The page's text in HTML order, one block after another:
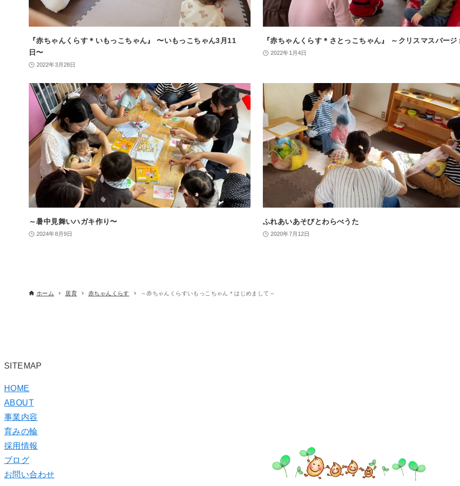
『赤ちゃんくらす＊いもっこちゃん』 〜いもっこちゃん3月11
日〜
2022年3月28日
『赤ちゃんくらす＊さとっこちゃん』 ～クリスマスバージ
2022年1月4日
～暑中見舞いハガキ作り〜
2024年8月9日
ふれあいあそびとわらべうた
2020年7月12日
ホーム 居育 赤ちゃんくらす ～赤ちゃんくらすいもっこちゃん＊はじめまして～
SITEMAP
HOME
ABOUT
事業内容
育みの輪
採用情報
ブログ
お問い合わせ